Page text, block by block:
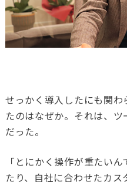
せっかく導入したにも関わ
たのはなぜか。それは、
だった。
「とにかく操作が重たい
たり、自社に合わせたカ